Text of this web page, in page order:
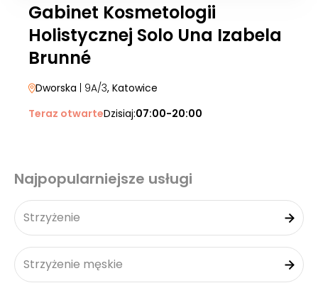
Gabinet Kosmetologii
Holistycznej Solo Una Izabela
Brunné
Dworska | 9A/3, Katowice
Teraz otwarteDzisiaj:07:00-20:00
Najpopularniejsze usługi
Strzyżenie
Strzyżenie męskie